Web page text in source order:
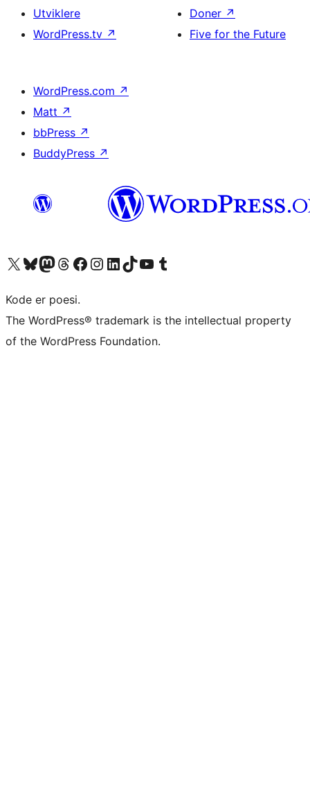
Utviklere
WordPress.tv ↗
Doner ↗
Five for the Future
WordPress.com ↗
Matt ↗
bbPress ↗
BuddyPress ↗
Besøk vår konto på X Visit our Bluesky account
Besøk vår Mastodon-konto
Visit our Threads account
Besøk vår Facebook-sideBesøk vår Instagram-konto
Besøk vår LinkedIn-konto
Visit our TikTok account
Visit our YouTube channel
Visit our Tumblr account
Kode er poesi.
The WordPress® trademark is the intellectual property
of the WordPress Foundation.